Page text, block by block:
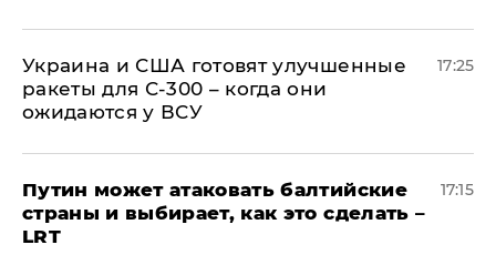
Украина и США готовят улучшенные
ракеты для С-300 – когда они
ожидаются у ВСУ
17:25
Путин может атаковать балтийские
страны и выбирает, как это сделать –
LRT
17:15